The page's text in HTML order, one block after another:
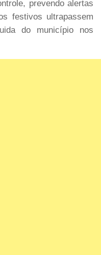
prevendo alertas
festivos ultrapassem
do município nos